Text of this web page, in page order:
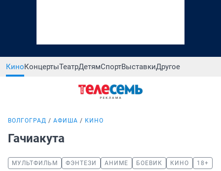
КиноКонцертыТеатрДетямСпортВыставкиДругое
ВОЛГОГРАД АФИША КИНО
Гачиакута
МУЛЬТФИЛЬМ ФЭНТЕЗИ АНИМЕ БОЕВИК КИНО 18+